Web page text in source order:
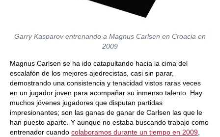
Garry Kasparov entrenando a Magnus Carlsen en Croacia en
2009
Magnus Carlsen se ha ido catapultando hacia la cima del
escalafón de los mejores ajedrecistas, casi sin parar,
demostrando una consistencia y tenacidad vistos raras veces
en un jugador joven para acompañar su inmenso talento. Hay
muchos jóvenes jugadores que disputan partidas
impresionantes; son las ganas de ganar de Carlsen las que le
han puesto aparte. Y aunque no estaba buscando trabajo como
entrenador cuando colaboramos durante un tiempo en 2009